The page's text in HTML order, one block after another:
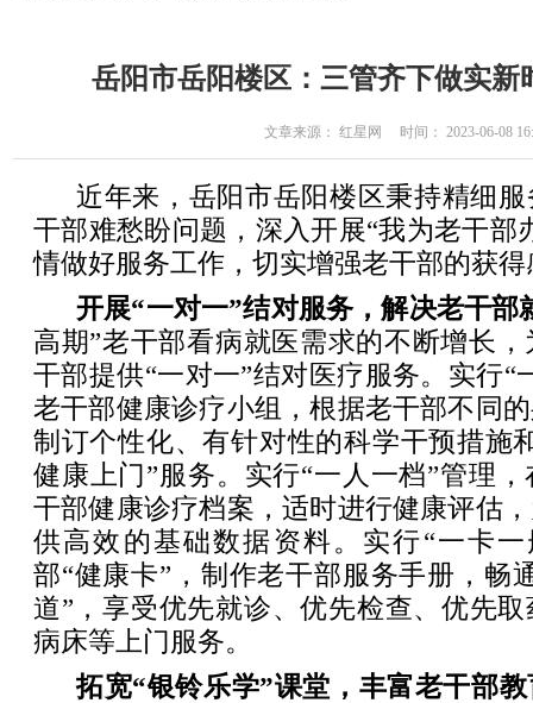
岳阳市岳阳楼区：三管齐下做实新
文章来源： 红星网 时间： 2023-06-08
近年来，岳阳市岳阳楼区秉持精细
干部难愁盼问题，深入开展“我为老干部
情做好服务工作，切实增强老干部的获
开展“一对一”结对服务，解决老干部
高期”老干部看病就医需求的不断增长
干部提供“一对一”结对医疗服务。实行“
老干部健康诊疗小组，根据老干部不同
制订个性化、有针对性的科学干预措施
健康上门”服务。实行“一人一档”管理
干部健康诊疗档案，适时进行健康评估
供高效的基础数据资料。实行“一卡
部“健康卡”，制作老干部服务手册，畅
道”，享受优先就诊、优先检查、优先
病床等上门服务。
拓宽“银铃乐学”课堂，丰富老干部